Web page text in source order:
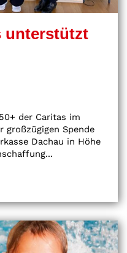
unterstützt
der Caritas im
großzügigen Spende
Dachau in Höhe